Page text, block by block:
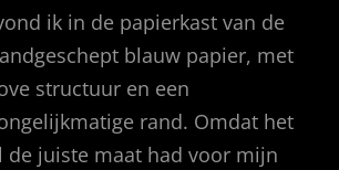
ik in de papierkast van de
blauw papier, met
structuur en een
rand. Omdat het
de juiste maat had voor mijn